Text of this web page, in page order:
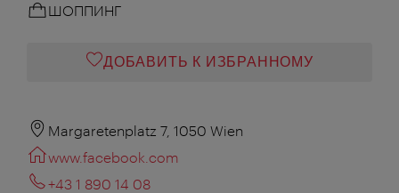
ШОППИНГ
ДОБАВИТЬ К ИЗБРАННОМУ
Margaretenplatz 7, 1050 Wien
www.facebook.com
+43 1 890 14 08